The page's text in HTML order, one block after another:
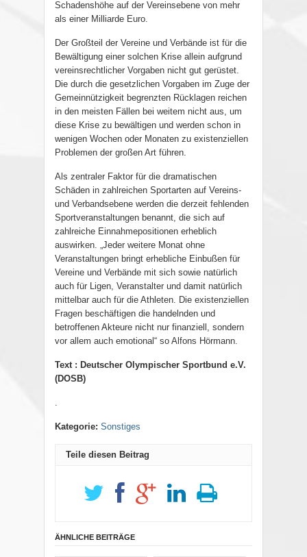
Schadenshöhe auf der Vereinsebene von mehr
als einer Milliarde Euro.
Der Großteil der Vereine und Verbände ist für die
Bewältigung einer solchen Krise allein aufgrund
vereinsrechtlicher Vorgaben nicht gut gerüstet.
Die durch die gesetzlichen Vorgaben im Zuge der
Gemeinnützigkeit begrenzten Rücklagen reichen
in den meisten Fällen bei weitem nicht aus, um
diese Krise zu bewältigen und werden schon in
wenigen Wochen oder Monaten zu existenziellen
Problemen der großen Art führen.
Als zentraler Faktor für die dramatischen
Schäden in zahlreichen Sportarten auf Vereins-
und Verbandsebene werden die derzeit fehlenden
Sportveranstaltungen benannt, die sich auf
zahlreiche Einnahmepositionen erheblich
auswirken. „Jeder weitere Monat ohne
Veranstaltungen bringt erhebliche Einbußen für
Vereine und Verbände mit sich sowie natürlich
auch für Ligen, Veranstalter und damit natürlich
mittelbar auch für die Athleten. Die existenziellen
Fragen beschäftigen die handelnden und
betroffenen Akteure nicht nur finanziell, sondern
vor allem auch emotional“ so Alfons Hörmann.
Text : Deutscher Olympischer Sportbund e.V.
(DOSB)
.
Kategorie: Sonstiges
Teile diesen Beitrag
ÄHNLICHE BEITRÄGE